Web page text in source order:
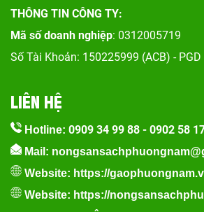
THÔNG TIN CÔNG TY:
Mã số doanh nghiệp: 0312005719
Số Tài Khoản: 150225999 (ACB) -
LIÊN HỆ
Hotline: 0909 34 99 88 - 0902 58
Mail:
Website: https://
Website: https://